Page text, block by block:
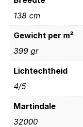
138 cm
Gewicht per m²
399 gr
Lichtechtheid
4/5
Martindale
32000